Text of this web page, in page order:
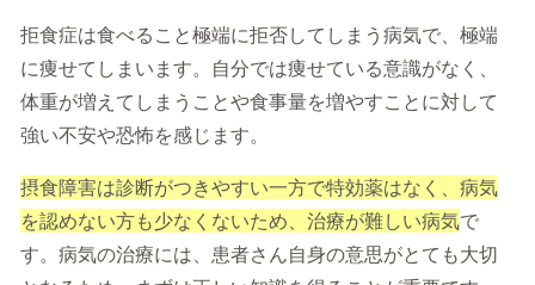
拒食症は食べること極端に拒否してしまう病気で、極端
に痩せてしまいます。自分では痩せている意識がなく、
体重が増えてしまうことや食事量を増やすことに対して
強い不安や恐怖を感じます。
摂食障害は診断がつきやすい一方で特効薬はなく、病気
を認めない方も少なくないため、治療が難しい病気で
す。病気の治療には、患者さん自身の意思がとても大切